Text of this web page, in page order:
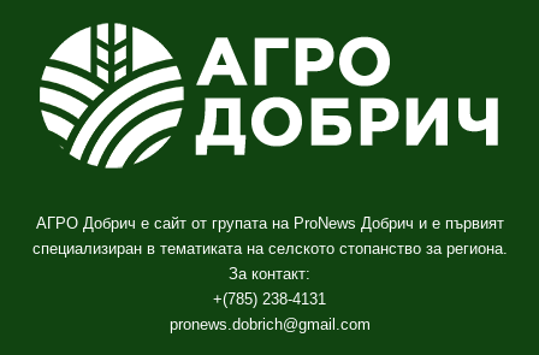
АГРО Добрич е сайт от групата на ProNews Добрич и е първият
специализиран в тематиката на селското стопанство за региона.
За контакт:
+(785) 238-4131
pronews.dobrich@gmail.com